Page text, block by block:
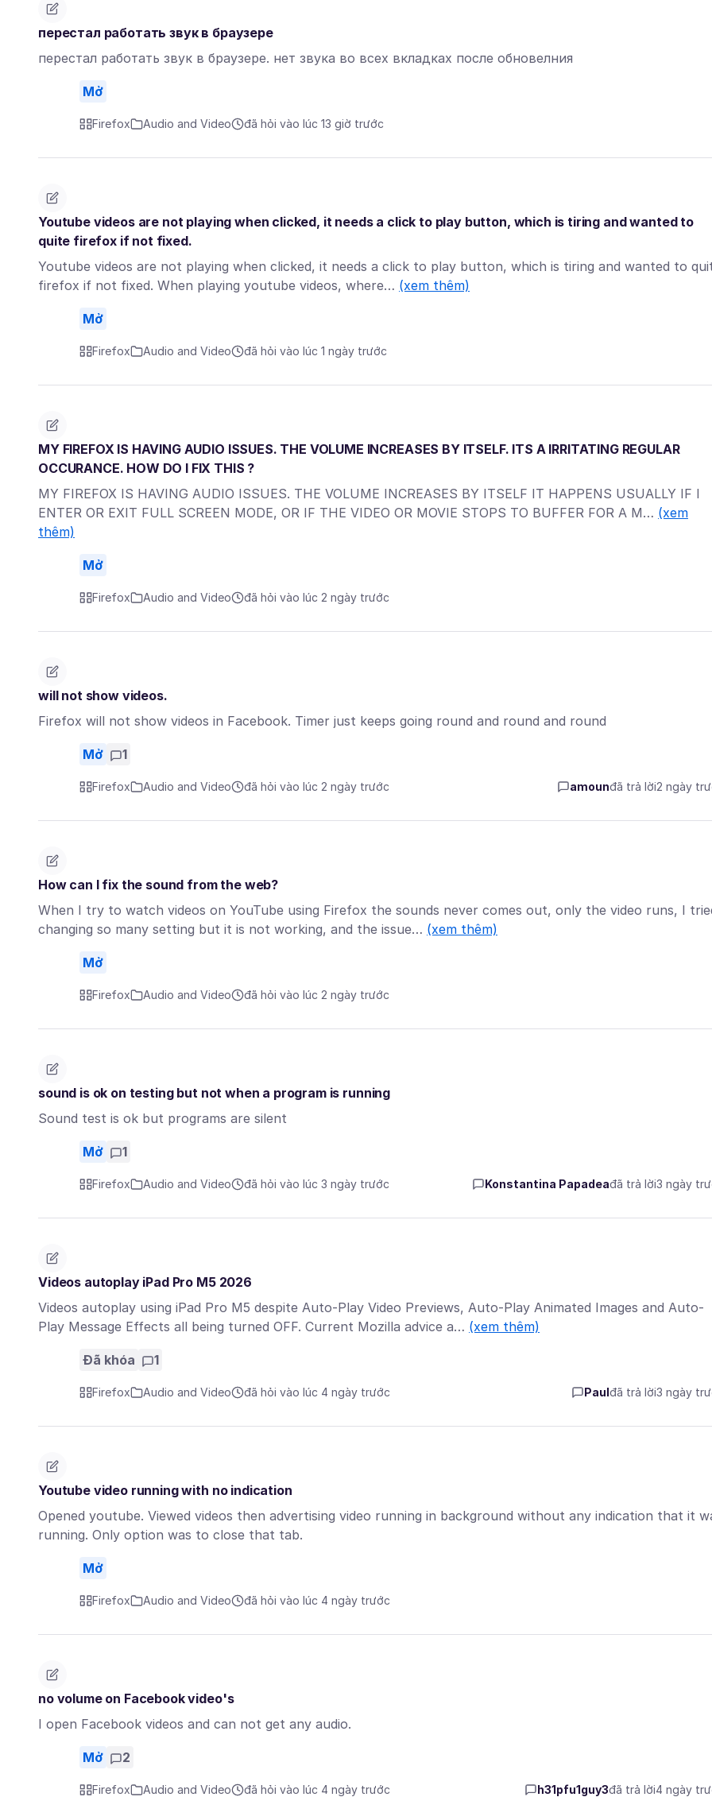
перестал работать звук в браузере
перестал работать звук в браузере. нет звука во всех вкладках после обновелния
Mở
Firefox Audio and Video đã hỏi vào lúc 13 giờ trước
Youtube videos are not playing when clicked, it needs a click to play button, which is tiring and wanted to
quite firefox if not fixed.
Youtube videos are not playing when clicked, it needs a click to play button, which is tiring and wanted to
firefox if not fixed. When playing youtube videos, where… (xem thêm)
Mở
Firefox Audio and Video đã hỏi vào lúc 1 ngày trước
MY FIREFOX IS HAVING AUDIO ISSUES. THE VOLUME INCREASES BY ITSELF. ITS A IRRITATING REGULAR
OCCURANCE. HOW DO I FIX THIS ?
MY FIREFOX IS HAVING AUDIO ISSUES. THE VOLUME INCREASES BY ITSELF IT HAPPENS USUALLY IF I
ENTER OR EXIT FULL SCREEN MODE, OR IF THE VIDEO OR MOVIE STOPS TO BUFFER FOR A M… (xem
thêm)
Mở
Firefox Audio and Video đã hỏi vào lúc 2 ngày trước
will not show videos.
Firefox will not show videos in Facebook. Timer just keeps going round and round and round
Mở 1
Firefox Audio and Video đã hỏi vào lúc 2 ngày trước amounđã trả lời2 ngày
How can I fix the sound from the web?
When I try to watch videos on YouTube using Firefox the sounds never comes out, only the video runs, I
changing so many setting but it is not working, and the issue… (xem thêm)
Mở
Firefox Audio and Video đã hỏi vào lúc 2 ngày trước
sound is ok on testing but not when a program is running
Sound test is ok but programs are silent
Mở 1
Firefox Audio and Video đã hỏi vào lúc 3 ngày trước Konstantina Papadeađã trả lời3 ngày
Videos autoplay iPad Pro M5 2026
Videos autoplay using iPad Pro M5 despite Auto-Play Video Previews, Auto-Play Animated Images and Auto-
Play Message Effects all being turned OFF. Current Mozilla advice a… (xem thêm)
Đã khóa 1
Firefox Audio and Video đã hỏi vào lúc 4 ngày trước Paulđã trả lời3 ngày
Youtube video running with no indication
Opened youtube. Viewed videos then advertising video running in background without any indication that it
running. Only option was to close that tab.
Mở
Firefox Audio and Video đã hỏi vào lúc 4 ngày trước
no volume on Facebook video's
I open Facebook videos and can not get any audio.
Mở 2
Firefox Audio and Video đã hỏi vào lúc 4 ngày trước h31pfu1guy3đã trả lời4 ngày